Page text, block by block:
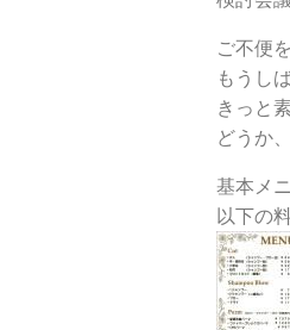
ご不便
もうし
きっと
どうか
基本メ
以下の